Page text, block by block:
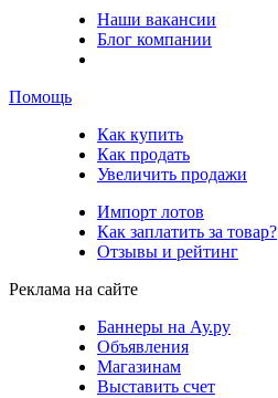
Наши вакансии
Блог компании
Помощь
Как купить
Как продать
Увеличить продажи
Импорт лотов
Как заплатить за товар?
Отзывы и рейтинг
Реклама на сайте
Баннеры на Ау.ру
Объявления
Магазинам
Выставить счет